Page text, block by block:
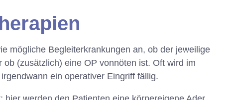
mögliche Begleiterkrankungen an, ob der jeweilige
(zusätzlich) eine OP vonnöten ist. Oft wird im
ein operativer Eingriff fällig.